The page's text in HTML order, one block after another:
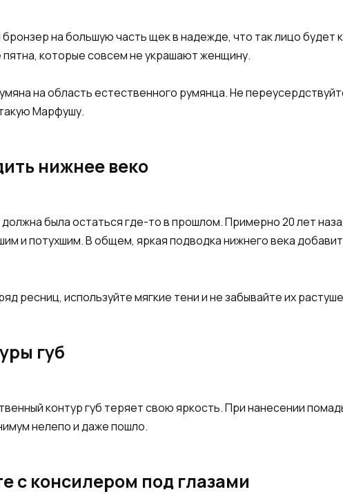
на большую часть щек в надежде, что так лицо будет
которые совсем не украшают женщину.
на область естественного румянца. Не
Марфушу.
нижнее веко
была остаться где-то в прошлом. Примерно 20 лет
и потухшим. В общем, яркая подводка нижнего века
ресниц, используйте мягкие тени и не забывайте их
губ
контур губ теряет свою яркость. При нанесении
нелепо и даже пошло.
с консилером под глазами